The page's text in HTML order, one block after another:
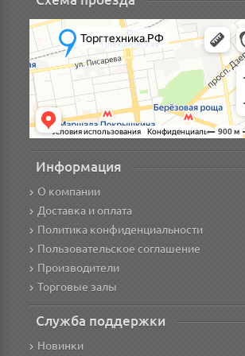
Информация
О компании
Доставка и оплата
Политика конфиденциальности
Пользовательское соглашение
Производители
Торговые залы
Служба поддержки
Новинки